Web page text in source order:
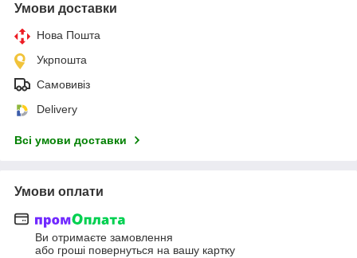
Умови доставки
Нова Пошта
Укрпошта
Самовивіз
Delivery
Всі умови доставки
Умови оплати
Ви отримаєте замовлення
або гроші повернуться на вашу картку